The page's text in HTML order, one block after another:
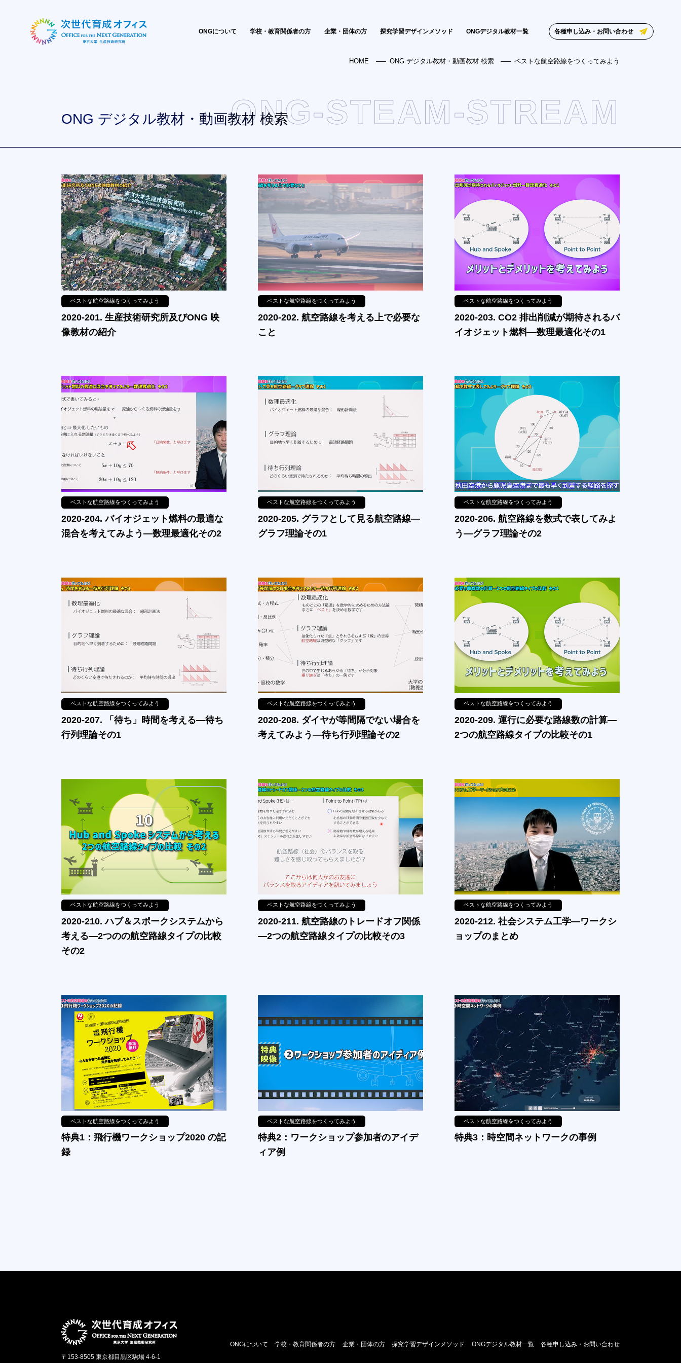
ONGについて 学校・教育関係者の方 企業・団体の方 探究学習デザインメソッド ONGデジタル教材一覧 各種申し込み・お問い合わせ
HOME ONG デジタル教材・動画教材 検索 ベストな航空路線をつくってみよう
ONG-STEAM-STREAM
ONG デジタル教材・動画教材 検索
ベストな航空路線をつくってみよう
2020-201. 生産技術研究所及びONG 映
像教材の紹介
ベストな航空路線をつくってみよう
2020-202. 航空路線を考える上で必要な
こと
ベストな航空路線をつくってみよう
2020-203. CO2 排出削減が期待されるバ
イオジェット燃料—数理最適化その1
ベストな航空路線をつくってみよう
2020-204. バイオジェット燃料の最適な
混合を考えてみよう—数理最適化その2
ベストな航空路線をつくってみよう
2020-205. グラフとして見る航空路線—
グラフ理論その1
ベストな航空路線をつくってみよう
2020-206. 航空路線を数式で表してみよ
う—グラフ理論その2
ベストな航空路線をつくってみよう
2020-207. 「待ち」時間を考える—待ち
行列理論その1
ベストな航空路線をつくってみよう
2020-208. ダイヤが等間隔でない場合を
考えてみよう—待ち行列理論その2
ベストな航空路線をつくってみよう
2020-209. 運行に必要な路線数の計算—
2つの航空路線タイプの比較その1
ベストな航空路線をつくってみよう
2020-210. ハブ＆スポークシステムから
考える—2つのの航空路線タイプの比較
その2
ベストな航空路線をつくってみよう
2020-211. 航空路線のトレードオフ関係
—2つの航空路線タイプの比較その3
ベストな航空路線をつくってみよう
2020-212. 社会システム工学—ワークシ
ョップのまとめ
ベストな航空路線をつくってみよう
特典1：飛行機ワークショップ2020 の記
録
ベストな航空路線をつくってみよう
特典2：ワークショップ参加者のアイデ
ィア例
ベストな航空路線をつくってみよう
特典3：時空間ネットワークの事例
〒153-8505 東京都目黒区駒場 4-6-1
ONGについて 学校・教育関係者の方 企業・団体の方 探究学習デザインメソッド ONGデジタル教材一覧 各種申し込み・お問い合わせ